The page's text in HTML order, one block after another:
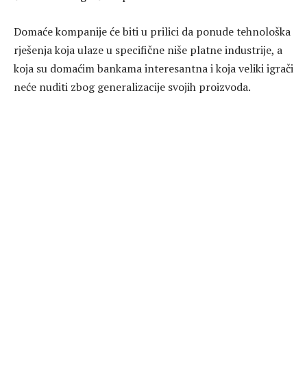
Domaće kompanije će biti u prilici da ponude tehnološka
rješenja koja ulaze u specifične niše platne industrije, a
koja su domaćim bankama interesantna i koja veliki igrači
neće nuditi zbog generalizacije svojih proizvoda.